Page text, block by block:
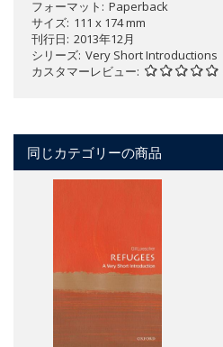
フォーマット
Paperback
サイズ 111 x 174 mm
刊行日 2013年12月
シリーズ Very Short Introductions
カスタマーレビュー
同じカテゴリーの商品